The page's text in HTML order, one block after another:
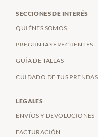
SECCIONES DE INTERÉS
QUIÉNES SOMOS
PREGUNTAS FRECUENTES
GUÍA DE TALLAS
CUIDADO DE TUS PRENDAS
LEGALES
ENVÍOS Y DEVOLUCIONES
FACTURACIÓN